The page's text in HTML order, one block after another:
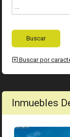
Buscar por
Inmuebles